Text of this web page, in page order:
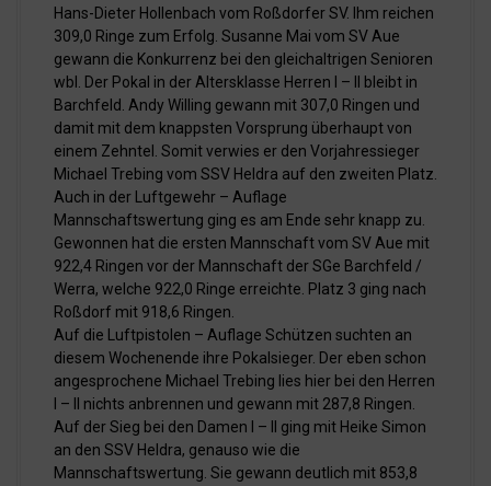
Hans-Dieter Hollenbach vom Roßdorfer SV. Ihm reichen
309,0 Ringe zum Erfolg. Susanne Mai vom SV Aue
gewann die Konkurrenz bei den gleichaltrigen Senioren
wbl. Der Pokal in der Altersklasse Herren I – II bleibt in
Barchfeld. Andy Willing gewann mit 307,0 Ringen und
damit mit dem knappsten Vorsprung überhaupt von
einem Zehntel. Somit verwies er den Vorjahressieger
Michael Trebing vom SSV Heldra auf den zweiten Platz.
Auch in der Luftgewehr – Auflage
Mannschaftswertung ging es am Ende sehr knapp zu.
Gewonnen hat die ersten Mannschaft vom SV Aue mit
922,4 Ringen vor der Mannschaft der SGe Barchfeld /
Werra, welche 922,0 Ringe erreichte. Platz 3 ging nach
Roßdorf mit 918,6 Ringen.
Auf die Luftpistolen – Auflage Schützen suchten an
diesem Wochenende ihre Pokalsieger. Der eben schon
angesprochene Michael Trebing lies hier bei den Herren
I – II nichts anbrennen und gewann mit 287,8 Ringen.
Auf der Sieg bei den Damen I – II ging mit Heike Simon
an den SSV Heldra, genauso wie die
Mannschaftswertung. Sie gewann deutlich mit 853,8